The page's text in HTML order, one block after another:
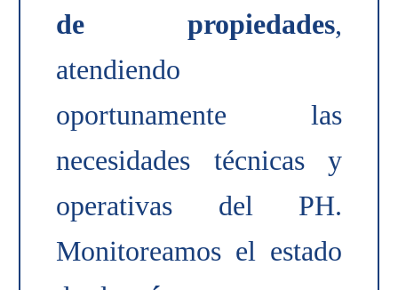
de propiedades,
atendiendo
oportunamente las
necesidades técnicas y
operativas del PH.
Monitoreamos el estado